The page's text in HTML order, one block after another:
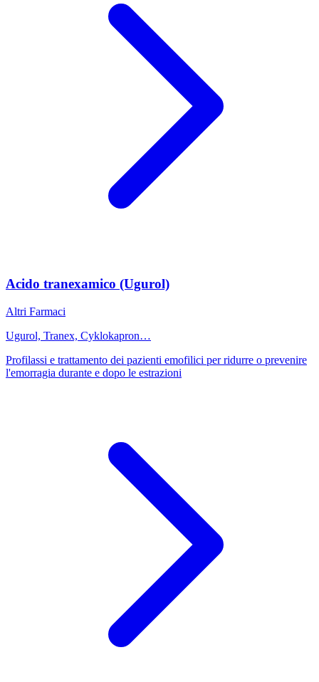
Acido tranexamico (Ugurol)
Altri Farmaci
Ugurol, Tranex, Cyklokapron…
Profilassi e trattamento dei pazienti emofilici per ridurre o prevenire
l'emorragia durante e dopo le estrazioni